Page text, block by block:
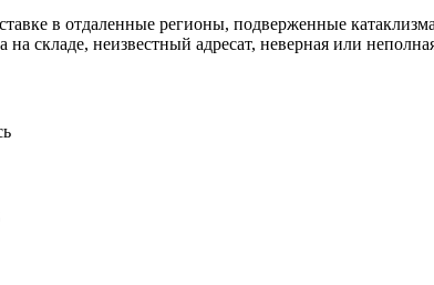
в отдаленные регионы, подверженные
на складе, неизвестный адресат, неверная или